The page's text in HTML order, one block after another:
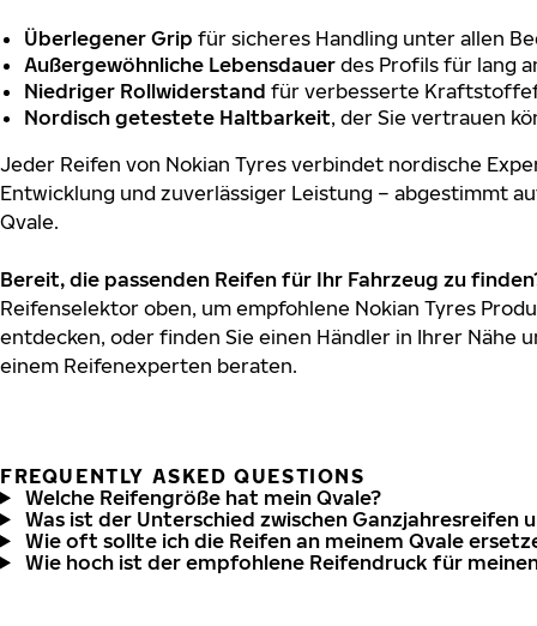
Überlegener Grip für sicheres Handling unter allen
Außergewöhnliche Lebensdauer des Profils für lang
Niedriger Rollwiderstand für verbesserte
Nordisch getestete Haltbarkeit, der Sie vertrauen
Jeder Reifen von Nokian Tyres verbindet nordische
Entwicklung und zuverlässiger Leistung – abgestimmt
Qvale.
Bereit, die passenden Reifen für Ihr Fahrzeug zu
Reifenselektor oben, um empfohlene Nokian Tyres
entdecken, oder finden Sie einen Händler in Ihrer Nähe
einem Reifenexperten beraten.
FREQUENTLY ASKED QUESTIONS
Welche Reifengröße hat mein Qvale?
Was ist der Unterschied zwischen Ganzjahresreifen
Wie oft sollte ich die Reifen an meinem Qvale
Wie hoch ist der empfohlene Reifendruck für